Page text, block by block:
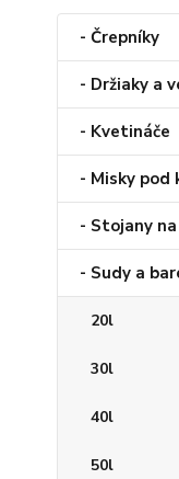
- Črepníky
- Držiaky a
- Kvetináče
- Misky pod
- Stojany
- Sudy a
20l
30l
40l
50l